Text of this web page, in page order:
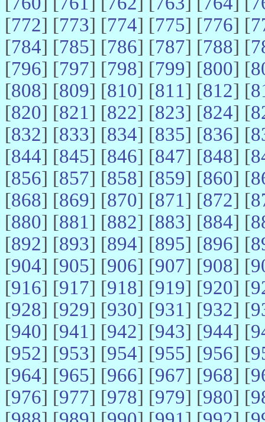
[772] [773] [774] [775] [776] [
[784] [785] [786] [787] [788] [
[796] [797] [798] [799] [800] [
[808] [809] [810] [811] [812] [
[820] [821] [822] [823] [824] [
[832] [833] [834] [835] [836] [
[844] [845] [846] [847] [848] [
[856] [857] [858] [859] [860] [
[868] [869] [870] [871] [872] [
[880] [881] [882] [883] [884] [
[892] [893] [894] [895] [896] [
[904] [905] [906] [907] [908] [
[916] [917] [918] [919] [920] [
[928] [929] [930] [931] [932] [
[940] [941] [942] [943] [944] [
[952] [953] [954] [955] [956] [
[964] [965] [966] [967] [968] [
[976] [977] [978] [979] [980] [